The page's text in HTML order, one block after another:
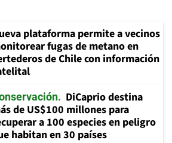
plataforma permite a vecinos
fugas de metano en
de Chile con información
DiCaprio destina
de US$100 millones para
a 100 especies en peligro
habitan en 30 países